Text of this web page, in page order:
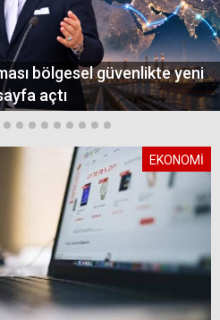
bölgesel güvenlikte yeni
açtı
EKONOMİ